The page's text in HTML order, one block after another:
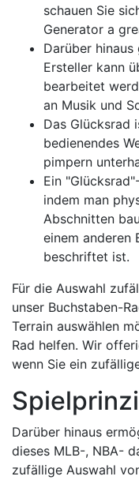
schauen Sie
Generator a
Darüber
Ersteller kann
bearbeitet
an Musik und
Das Glücksrad
bedienendes
pimpern
Ein
indem man
Abschnitten
einem anderen
beschriftet ist.
Für die Auswahl
unser Buchstaben-
Terrain auswählen
Rad helfen. Wir
wenn Sie ein
Darüber hinaus
dieses MLB-, NBA-
zufällige Auswahl